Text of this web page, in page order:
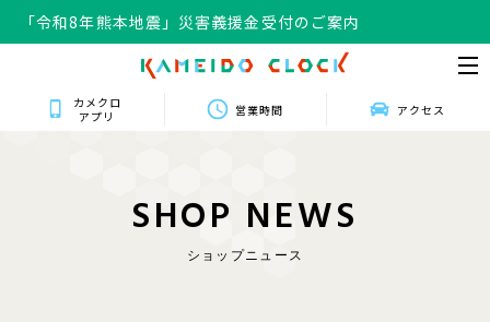
「令和8年熊本地震」災害義援金受付のご案内
カメクロ
アプリ
営業時間 アクセス
SHOP NEWS
ショップニュース